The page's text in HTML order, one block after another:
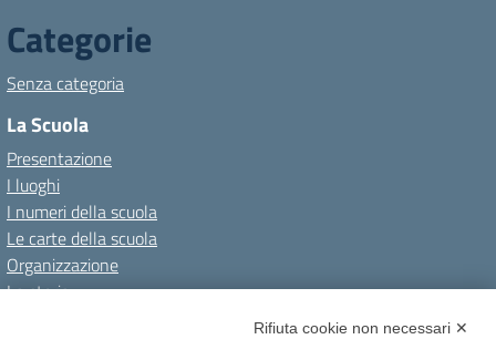
Categorie
Senza categoria
La Scuola
Presentazione
I luoghi
I numeri della scuola
Le carte della scuola
Organizzazione
La storia
Rifiuta cookie non necessari ✕